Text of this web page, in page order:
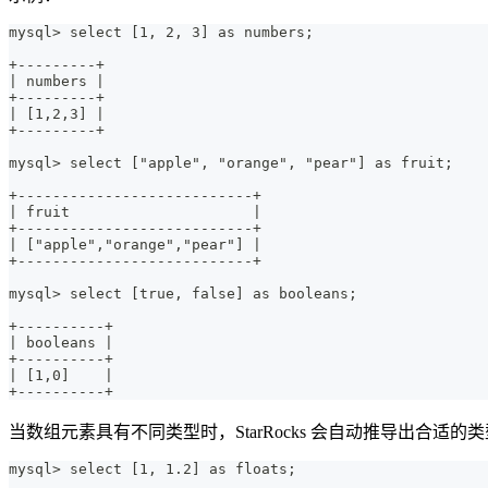
mysql> select [1, 2, 3] as numbers;
+---------+
| numbers |
+---------+
| [1,2,3] |
+---------+
mysql> select ["apple", "orange", "pear"] as fruit;
+---------------------------+
| fruit                     |
+---------------------------+
| ["apple","orange","pear"] |
+---------------------------+
mysql> select [true, false] as booleans;
+----------+
| booleans |
+----------+
| [1,0]    |
+----------+
当数组元素具有不同类型时，StarRocks 会自动推导出合适的类
mysql> select [1, 1.2] as floats;